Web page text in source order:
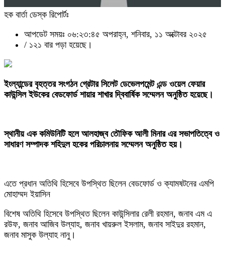
হক বার্তা ডেস্ক রিপোর্টঃ
আপডেট সময়ঃ ০৬:২৩:৪৫ অপরাহ্ন, শনিবার, ১১ অক্টোবর ২০২৫
/ ১২১ বার পড়া হয়েছে।
‎ইংল্যান্ডের বৃহত্তর সংগঠন গ্রেটার সিলেট ডেভেলপমেন্ট এন্ড ওয়েল ফেয়ার
কাউন্সিল ইউকের বেডফোর্ড শায়ার শাখার দ্বিবার্ষিক সম্মেলন অনুষ্ঠিত হয়েছে।
‎স্থানীয় এক কমিউনিটি হলে আলহাজ্ব তৌফিক আলী মিনার এর সভাপতিত্বে ও
সাধারণ সম্পাদক শহিদুল হকের পরিচালনায় সম্মেলন অনুষ্ঠিত হয়।
‎এতে প্রধান অতিথি হিসেবে উপস্থিত ছিলেন বেডফোর্ড ও ক্যামষটনের এমপি
মোহাম্মদ ইয়াসিন
‎বিশেষ অতিথি হিসেবে উপস্থিত ছিলেন কাউন্সিলার রেলী রহমান, জনাব এম এ
রউফ, জনাব আজিব উল্যাহ, জনাব খায়রুল ইসলাম, জনাব সাইদুর রহমান,
জনাব মাসুক উল্যাহ নানু।